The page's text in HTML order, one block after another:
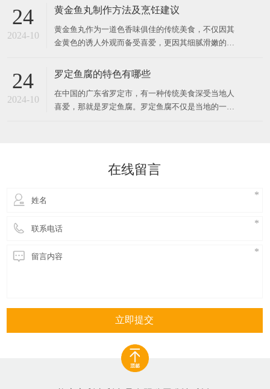
下是在选购章鱼丸时需要注意的一些问题。 首先，要
鱼为主要原料，搭配适量的面粉、调味料等辅助材
料。在购买时，消费
24
2024-10
黄金鱼丸制作方法及烹饪建议
黄金鱼丸作为一道色香味俱佳的传统美食，不仅因其
金黄色的诱人外观而备受喜爱，更因其细腻滑嫩的口
嘉利小编来一起探索黄金鱼丸的制作及烹饪方法，让
第一步是选材。优质的鱼肉是制作鱼丸的关键，通常
选用新鲜无刺的鱼
24
2024-10
罗定鱼腐的特色有哪些
在中国的广东省罗定市，有一种传统美食深受当地人
喜爱，那就是罗定鱼腐。罗定鱼腐不仅是当地的一张
色泽金黄、形如鸡在线留言
立即提交